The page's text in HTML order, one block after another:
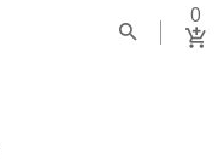
0